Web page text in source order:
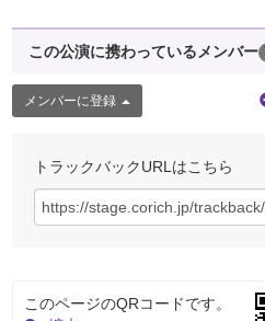
この公演に携わっているメンバー
メンバーに登録
トラックバックURLはこちら
このページのQRコードです。